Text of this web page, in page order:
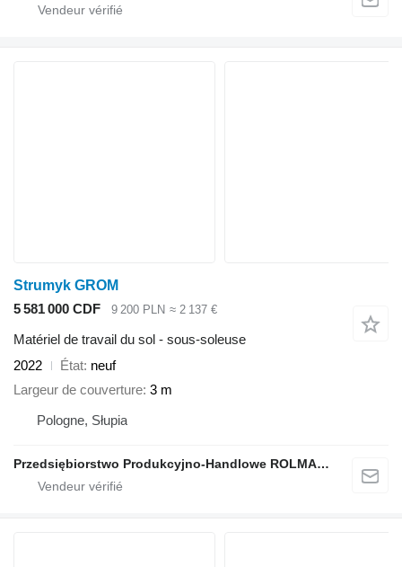
Strumyk GROM
5 581 000 CDF
9 200 PLN ≈ 2 137 €
Matériel de travail du sol - sous-soleuse
2022
État neuf
Largeur de couverture 3 m
Pologne, Słupia
Przedsiębiorstwo Produkcyjno-Handlowe ROLMAPOL Marcin Dziekan